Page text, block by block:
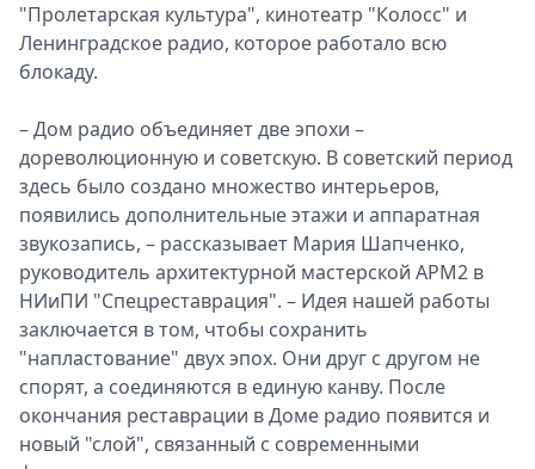
"Пролетарская культура", кинотеатр "Колосс" и
Ленинградское радио, которое работало всю
блокаду.
– Дом радио объединяет две эпохи –
дореволюционную и советскую. В советский период
здесь было создано множество интерьеров,
появились дополнительные этажи и аппаратная
звукозапись, – рассказывает Мария Шапченко,
руководитель архитектурной мастерской АРМ2 в
НИиПИ "Спецреставрация". – Идея нашей работы
заключается в том, чтобы сохранить
"напластование" двух эпох. Они друг с другом не
спорят, а соединяются в единую канву. После
окончания реставрации в Доме радио появится и
новый "слой", связанный с современными